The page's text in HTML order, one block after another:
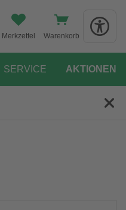
Merkzettel Warenkorb
SERVICE AKTIONEN